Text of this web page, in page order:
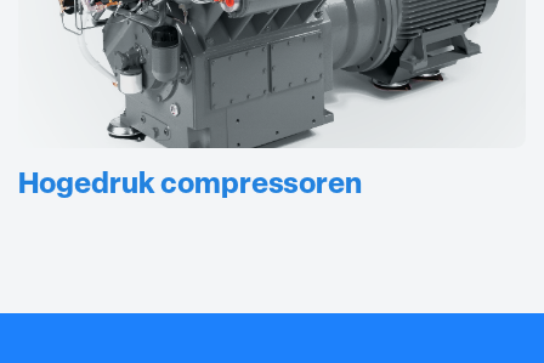
Hogedruk compressoren